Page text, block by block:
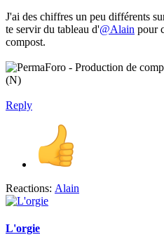
J'ai des chiffres un peu différents
te servir du tableau d'@Alain pour
compost.
Reply
Reactions: Alain
L'orgie